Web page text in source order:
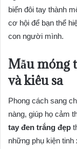
biến đôi tay thành
cơ hội để bạn thể
con người mình.
Mẫu móng
và kiêu sa
Phong cách sang
nàng, giúp họ cảm
tay đen trắng đẹp
những phụ kiện